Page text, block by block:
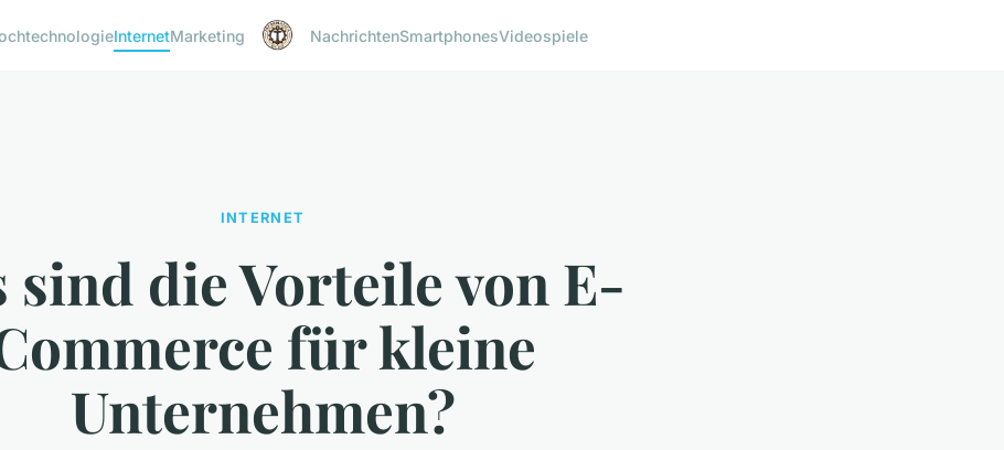
InternetMarketing NachrichtenSmartphonesVideospiele
INTERNET
sind die Vorteile von E-
für kleine
Unternehmen?